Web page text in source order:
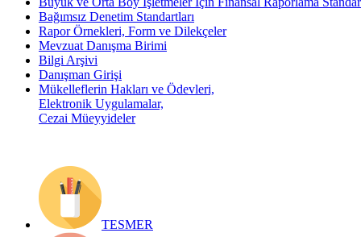
Bağımsız Denetim Standartları
Rapor Örnekleri, Form ve Dilekçeler
Mevzuat Danışma Birimi
Bilgi Arşivi
Danışman Girişi
Mükelleflerin Hakları ve Ödevleri,
Elektronik Uygulamalar,
Cezai Müeyyideler
TESMER